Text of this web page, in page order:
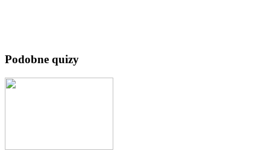
Podobne quizy